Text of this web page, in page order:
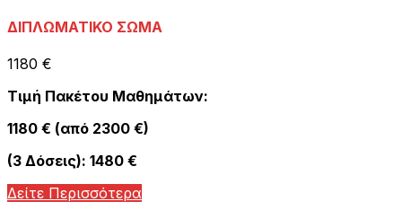
ΔΙΠΛΩΜΑΤΙΚΟ ΣΩΜΑ
1180 €
Τιμή Πακέτου Μαθημάτων:
1180 € (από 2300 €)
(3 Δόσεις): 1480 €
Δείτε Περισσότερα